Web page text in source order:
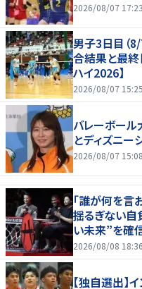
2026/08/07 17:23
男子3日目（
合結果と最終
ハイ2026】
2026/08/07 15:25
バレーボー
とディズニ
2026/08/07 15:08
「誰が何を言
揺るぎない
い未来”を確
2026/08/08 18:36
【独自選出】